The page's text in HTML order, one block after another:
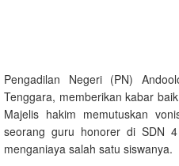
Pengadilan Negeri (PN)
Tenggara, memberikan kabar
Majelis hakim memutuskan
seorang guru honorer di SDN
menganiaya salah satu siswanya.